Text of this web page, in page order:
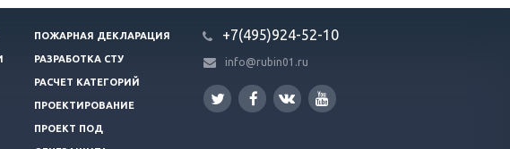
ПОЖАРНАЯ ДЕКЛАРАЦИЯ
РАЗРАБОТКА СТУ
РАСЧЕТ КАТЕГОРИЙ
ПРОЕКТИРОВАНИЕ
ПРОЕКТ ПОД
+7(495)924-52-10
info@rubin01.ru